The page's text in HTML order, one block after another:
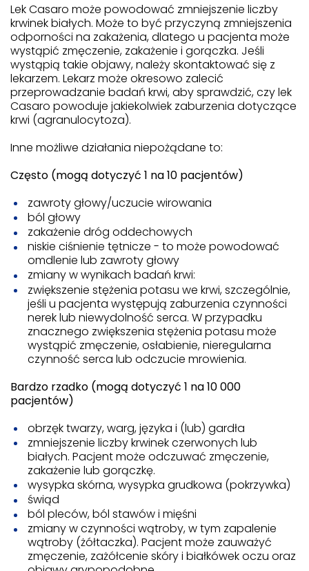
Lek Casaro może powodować zmniejszenie liczby
krwinek białych. Może to być przyczyną zmniejszenia
odporności na zakażenia, dlatego u pacjenta może
wystąpić zmęczenie, zakażenie i gorączka. Jeśli
wystąpią takie objawy, należy skontaktować się z
lekarzem. Lekarz może okresowo zalecić
przeprowadzanie badań krwi, aby sprawdzić, czy lek
Casaro powoduje jakiekolwiek zaburzenia dotyczące
krwi (agranulocytoza).
Inne możliwe działania niepożądane to:
Często (mogą dotyczyć 1 na 10 pacjentów)
zawroty głowy/uczucie wirowania
ból głowy
zakażenie dróg oddechowych
niskie ciśnienie tętnicze - to może powodować
omdlenie lub zawroty głowy
zmiany w wynikach badań krwi:
zwiększenie stężenia potasu we krwi, szczególnie,
jeśli u pacjenta występują zaburzenia czynności
nerek lub niewydolność serca. W przypadku
znacznego zwiększenia stężenia potasu może
wystąpić zmęczenie, osłabienie, nieregularna
czynność serca lub odczucie mrowienia.
Bardzo rzadko (mogą dotyczyć 1 na 10 000
pacjentów)
obrzęk twarzy, warg, języka i (lub) gardła
zmniejszenie liczby krwinek czerwonych lub
białych. Pacjent może odczuwać zmęczenie,
zakażenie lub gorączkę.
wysypka skórna, wysypka grudkowa (pokrzywka)
świąd
ból pleców, ból stawów i mięśni
zmiany w czynności wątroby, w tym zapalenie
wątroby (żółtaczka). Pacjent może zauważyć
zmęczenie, zażółcenie skóry i białkówek oczu oraz